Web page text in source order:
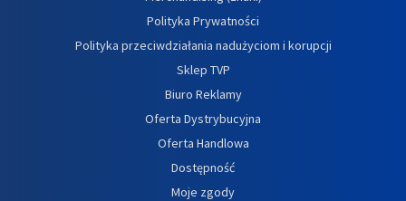
Polityka Prywatności
Polityka przeciwdziałania nadużyciom i korupcji
Sklep TVP
Biuro Reklamy
Oferta Dystrybucyjna
Oferta Handlowa
Dostępność
Moje zgody